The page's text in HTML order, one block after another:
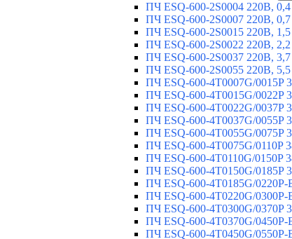
ПЧ ESQ-600-2S0004 220В,
ПЧ ESQ-600-2S0007 220В,
ПЧ ESQ-600-2S0015 220В,
ПЧ ESQ-600-2S0022 220В,
ПЧ ESQ-600-2S0037 220В,
ПЧ ESQ-600-2S0055 220В,
ПЧ ESQ-600-4T0007G/0015P
ПЧ ESQ-600-4T0015G/0022P
ПЧ ESQ-600-4T0022G/0037P
ПЧ ESQ-600-4T0037G/0055P
ПЧ ESQ-600-4T0055G/0075P
ПЧ ESQ-600-4T0075G/0110P
ПЧ ESQ-600-4T0110G/0150P
ПЧ ESQ-600-4T0150G/0185P
ПЧ ESQ-600-4T0185G/
ПЧ ESQ-600-4T0220G/
ПЧ ESQ-600-4T0300G/0370P
ПЧ ESQ-600-4T0370G/
ПЧ ESQ-600-4T0450G/